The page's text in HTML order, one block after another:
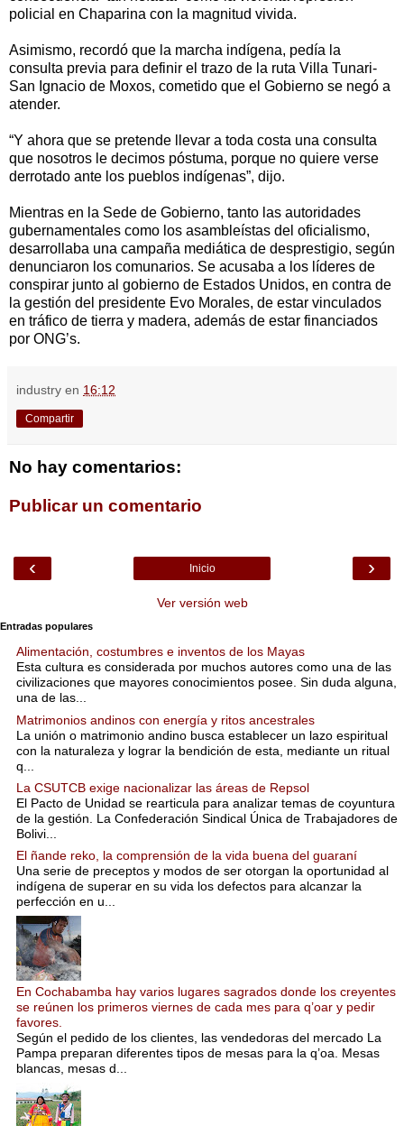
policial en Chaparina con la magnitud vivida.
Asimismo, recordó que la marcha indígena, pedía la
consulta previa para definir el trazo de la ruta Villa Tunari-
San Ignacio de Moxos, cometido que el Gobierno se negó a
atender.
“Y ahora que se pretende llevar a toda costa una consulta
que nosotros le decimos póstuma, porque no quiere verse
derrotado ante los pueblos indígenas”, dijo.
Mientras en la Sede de Gobierno, tanto las autoridades
gubernamentales como los asambleístas del oficialismo,
desarrollaba una campaña mediática de desprestigio, según
denunciaron los comunarios. Se acusaba a los líderes de
conspirar junto al gobierno de Estados Unidos, en contra de
la gestión del presidente Evo Morales, de estar vinculados
en tráfico de tierra y madera, además de estar financiados
por ONG’s.
industry en 16:12
Compartir
No hay comentarios:
Publicar un comentario
‹ ›
Inicio
Ver versión web
Entradas populares
Alimentación, costumbres e inventos de los Mayas
Esta cultura es considerada por muchos autores como una de las
civilizaciones que mayores conocimientos posee. Sin duda alguna,
una de las...
Matrimonios andinos con energía y ritos ancestrales
La unión o matrimonio andino busca establecer un lazo espiritual
con la naturaleza y lograr la bendición de esta, mediante un ritual
q...
La CSUTCB exige nacionalizar las áreas de Repsol
El Pacto de Unidad se rearticula para analizar temas de coyuntura
de la gestión. La Confederación Sindical Única de Trabajadores de
Bolivi...
El ñande reko, la comprensión de la vida buena del guaraní
Una serie de preceptos y modos de ser otorgan la oportunidad al
indígena de superar en su vida los defectos para alcanzar la
perfección en u...
En Cochabamba hay varios lugares sagrados donde los creyentes
se reúnen los primeros viernes de cada mes para q’oar y pedir
favores.
Según el pedido de los clientes, las vendedoras del mercado La
Pampa preparan diferentes tipos de mesas para la q’oa. Mesas
blancas, mesas d...